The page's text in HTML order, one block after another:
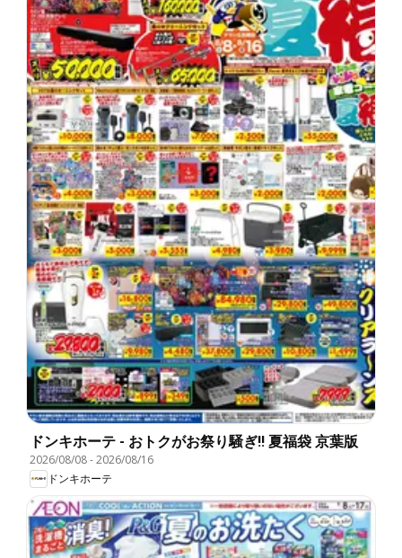
ドンキホーテ - おトクがお祭り騒ぎ!! 夏福袋 京葉版
2026/08/08-2026/08/16
ドンキホーテ